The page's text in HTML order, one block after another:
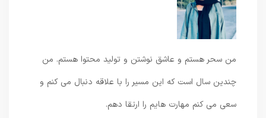
من سحر هستم و عاشق نوشتن و تولید محتوا هستم. من
چندین سال است که این مسیر را با علاقه دنبال می کنم و
سعی می کنم مهارت هایم را ارتقا دهم.